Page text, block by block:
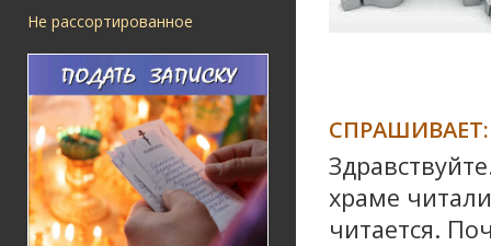
Не рассортированное
СПРАШИВАЕТ:
храме
читается.